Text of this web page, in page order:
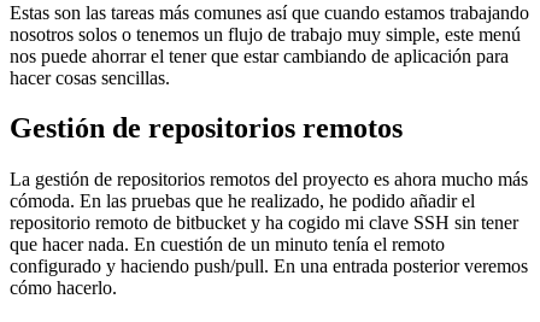
Estas son las tareas más comunes así que cuando estamos trabajando
nosotros solos o tenemos un flujo de trabajo muy simple, este menú
nos puede ahorrar el tener que estar cambiando de aplicación para
hacer cosas sencillas.
Gestión de repositorios remotos
La gestión de repositorios remotos del proyecto es ahora mucho más
cómoda. En las pruebas que he realizado, he podido añadir el
repositorio remoto de bitbucket y ha cogido mi clave SSH sin tener
que hacer nada. En cuestión de un minuto tenía el remoto
configurado y haciendo push/pull. En una entrada posterior veremos
cómo hacerlo.